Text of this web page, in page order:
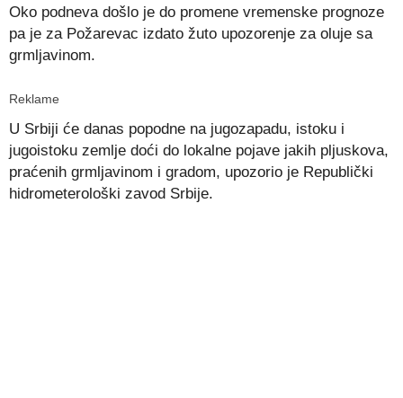
Oko podneva došlo je do promene vremenske prognoze
pa je za Požarevac izdato žuto upozorenje za oluje sa
grmljavinom.
Reklame
U Srbiji će danas popodne na jugozapadu, istoku i
jugoistoku zemlje doći do lokalne pojave jakih pljuskova,
praćenih grmljavinom i gradom, upozorio je Republički
hidrometerološki zavod Srbije.